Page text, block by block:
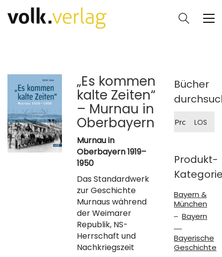
„Es kommen
kalte Zeiten“
– Murnau in
Oberbayern
Murnau in
Oberbayern 1919–
1950
Das Standardwerk
zur Geschichte
Murnaus während
der Weimarer
Republik, NS-
Herrschaft und
Nachkriegszeit
Bücher
nach:
LOS
Produkt-
Bayern &
München
Bayern
Bayerische
Geschichte